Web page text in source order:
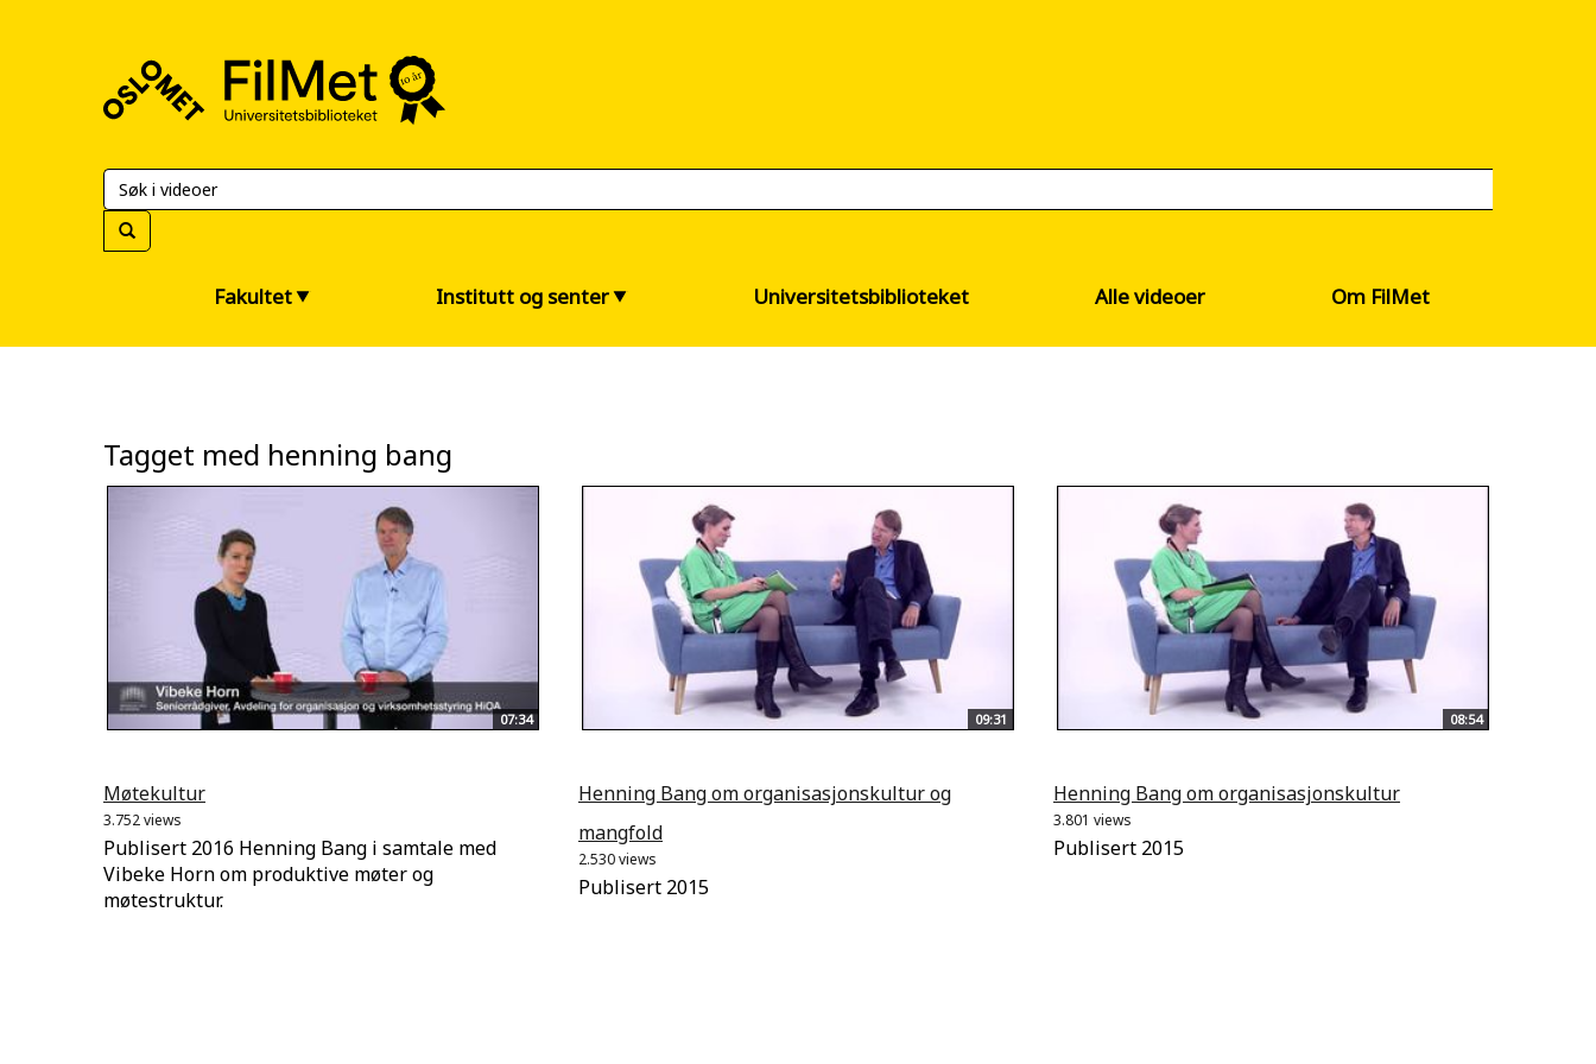
Universitetsbiblioteket
Fakultet Institutt og senter Universitetsbiblioteket Alle videoer Om FilMet
Tagget med henning bang
07:34
Møtekultur
3.752 views
Publisert 2016 Henning Bang i samtale med
Vibeke Horn om produktive møter og
møtestruktur.
09:31
Henning Bang om organisasjonskultur og
mangfold
2.530 views
Publisert 2015
08:54
Henning Bang om organisasjonskultur
3.801 views
Publisert 2015